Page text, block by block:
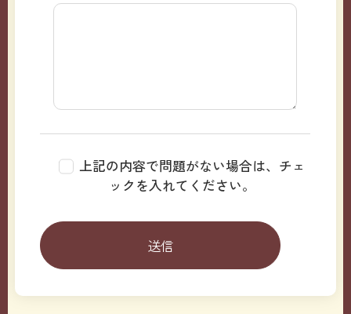
上記の内容で問題がない場合は、チェ
ックを入れてください。